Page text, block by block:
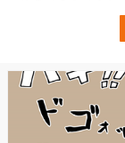
大食漢ぶりを掘り
を、一緒にのぞい